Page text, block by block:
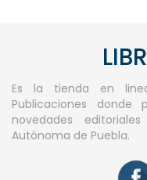
Es la tienda en
Publicaciones
novedades
Autónoma de Puebla.